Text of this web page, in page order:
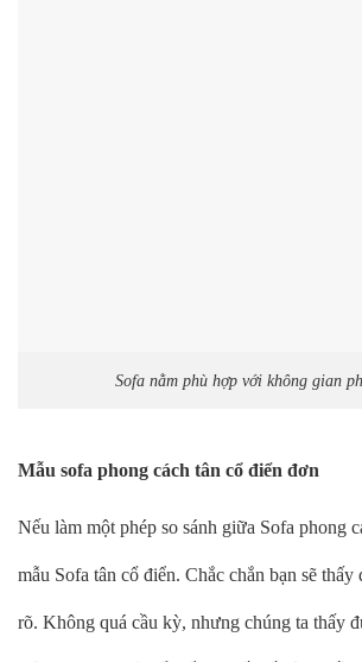
Sofa nằm phù hợp với không gian
Mẫu sofa phong cách tân cổ điển đơn
Nếu làm một phép so sánh giữa Sofa phong
mẫu Sofa tân cổ điển. Chắc chắn bạn sẽ
rõ. Không quá cầu kỳ, nhưng chúng ta thấy